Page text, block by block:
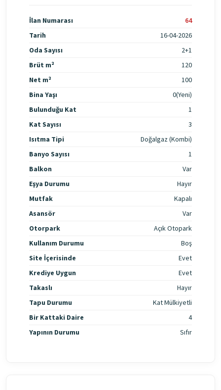
İlan Numarası
64
Tarih
16-04-2026
Oda Sayısı
2+1
Brüt m²
120
Net m²
100
Bina Yaşı
0(Yeni)
Bulunduğu Kat
1
Kat Sayısı
3
Isıtma Tipi
Doğalgaz (Kombi)
Banyo Sayısı
1
Balkon
Var
Eşya Durumu
Hayır
Mutfak
Kapalı
Asansör
Var
Otorpark
Açık Otopark
Kullanım Durumu
Boş
Site İçerisinde
Evet
Krediye Uygun
Evet
Takaslı
Hayır
Tapu Durumu
Kat Mülkiyetli
Bir Kattaki Daire
4
Yapının Durumu
Sıfır